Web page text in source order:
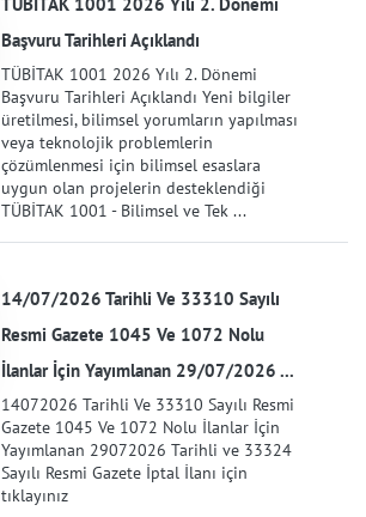
Başvuru Tarihleri Açıklandı
TÜBİTAK 1001 2026 Yılı 2. Dönemi
Başvuru Tarihleri Açıklandı Yeni bilgiler
üretilmesi, bilimsel yorumların yapılması
veya teknolojik problemlerin
çözümlenmesi için bilimsel esaslara
uygun olan projelerin desteklendiği
TÜBİTAK 1001 - Bilimsel ve Tek ...
14/07/2026 Tarihli Ve 33310 Sayılı
Resmi Gazete 1045 Ve 1072 Nolu
İlanlar İçin Yayımlanan 29/07/2026 ...
14072026 Tarihli Ve 33310 Sayılı Resmi
Gazete 1045 Ve 1072 Nolu İlanlar İçin
Yayımlanan 29072026 Tarihli ve 33324
Sayılı Resmi Gazete İptal İlanı için
tıklayınız